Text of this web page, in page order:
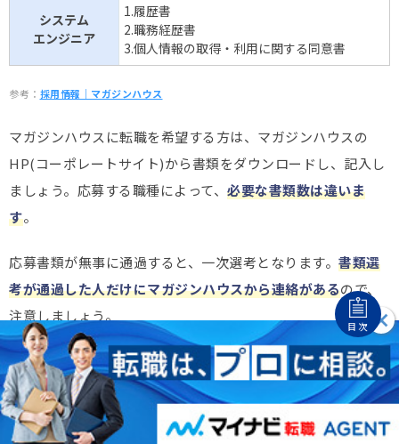
システム
エンジニア
1.履歴書
2.職務経歴書
3.個人情報の取得・利用に関する同意書
参考： 採用情報｜マガジンハウス
マガジンハウスに転職を希望する方は、マガジンハウスの
HP(コーポレートサイト)から書類をダウンロードし、記入し
ましょう。応募する職種によって、 必要な書類数は違いま
す。
応募書類が無事に通過すると、一次選考となります。 書類選
考が通過した人だけにマガジンハウスから連絡があるので、
注意しましょう。
マガジンハウスの企業情報
目次